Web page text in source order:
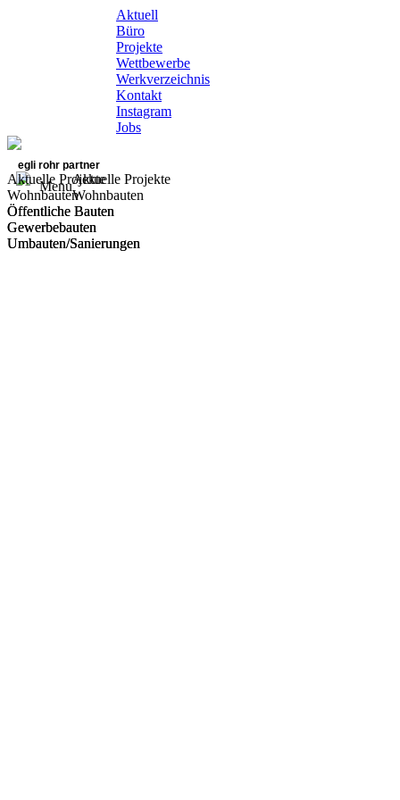
Aktuell
Büro
Projekte
Wettbewerbe
Werkverzeichnis
Kontakt
Instagram
Jobs
egli rohr partner
Menu
Aktuelle Projekte
Wohnbauten
Öffentliche Bauten
Gewerbebauten
Umbauten/Sanierungen
Aktuelle Projekte
Wohnbauten
Öffentliche Bauten
Gewerbebauten
Umbauten/Sanierungen